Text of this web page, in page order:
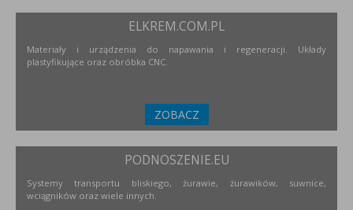
ELKREM.COM.PL
Materiały i urządzenia do napawania i regeneracji. Układy
plastyfikujące oraz obróbka CNC.
ZOBACZ
PODNOSZENIE.EU
Systemy transportu bliskiego, żurawie, żurawików, suwnice,
wciągników oraz wiele innych.